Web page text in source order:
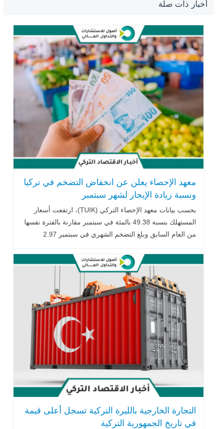
أخبار ذات صلة
معهد الإحصاء يعلن عن انخفاض التضخم في تركيا
ونسبة زيادة الإيجار لشهر سبتمبر
بحسب بيانات معهد الإحصاء التركي (TUIK)، ارتفعت أسعار
المستهلك بنسبة 49.38 بالمئة في سبتمبر مقارنة بالفترة نفسها
من العام السابق وبلغ التضخم الشهري في سبتمبر 2.97
التجارة الخارجية بالليرة التركية تسجل أعلى قيمة
في تاريخ الجمهورية التركية